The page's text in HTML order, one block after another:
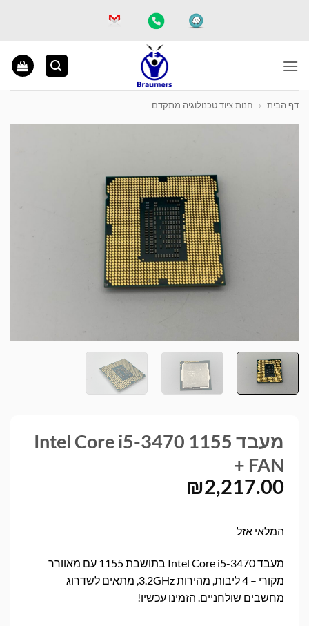
דף הבית » חנות ציוד טכנולוגיה מתקדם
מעבד Intel Core i5-3470 1155
+ FAN
₪2,217.00
המלאי אזל
מעבד Intel Core i5-3470 בתושבת 1155 עם מאוורר
מקורי – 4 ליבות, מהירות 3.2GHz, מתאים לשדרוג
מחשבים שולחניים. הזמינו עכשיו!